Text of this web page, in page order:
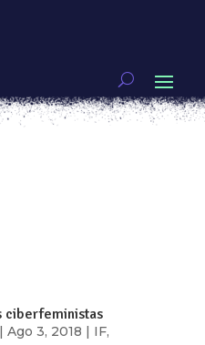
MASCOTAS LAS
ciberfeministas
| Ago 3, 2018 | IF,